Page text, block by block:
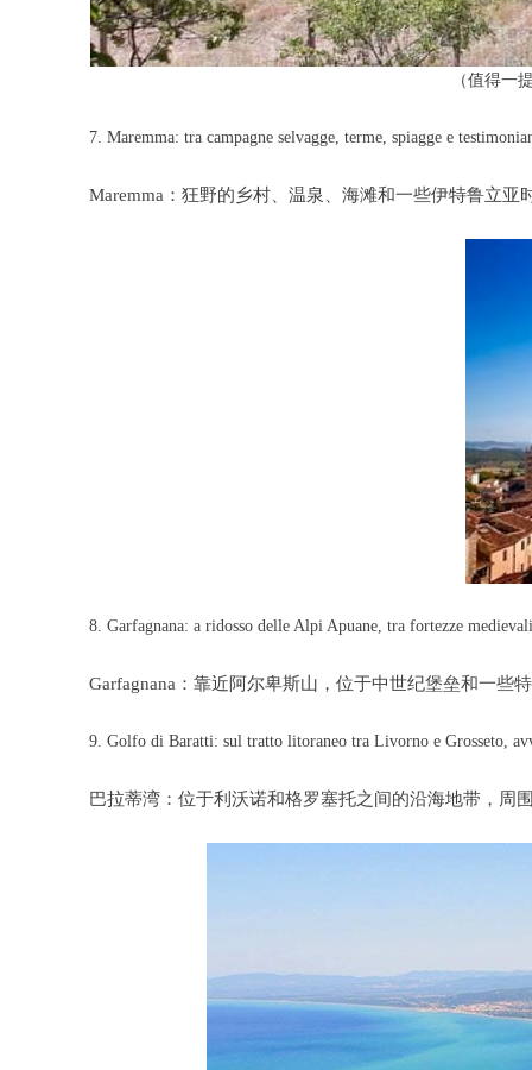
（值得一
7. Maremma: tra campagne selvagge, terme, spiagge e
Maremma：狂野的乡村、温泉、海滩和一些伊特鲁立
8. Garfagnana: a ridosso delle Alpi Apuane, tra fortezze
Garfagnana：靠近阿尔卑斯山，位于中世纪堡垒和一些
9. Golfo di Baratti: sul tratto litoraneo tra Livorno e Grosseto,
巴拉蒂湾：位于利沃诺和格罗塞托之间的沿海地带，周